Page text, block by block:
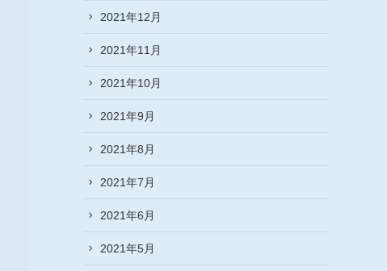
2021年12月
2021年11月
2021年10月
2021年9月
2021年8月
2021年7月
2021年6月
2021年5月